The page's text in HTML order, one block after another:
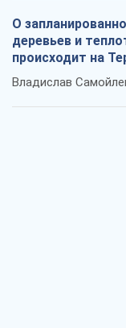
О
деревьев и
происходит на
Владислав